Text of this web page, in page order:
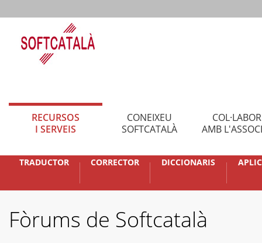
RECURSOS
I SERVEIS
CONEIXEU
SOFTCATALÀ
AMB
TRADUCTOR CORRECTOR DICCIONARIS
Fòrums de Softcatalà